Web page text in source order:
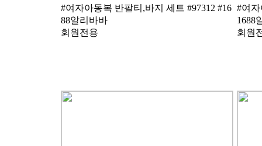
88알리바바
회원전용
1688
회원